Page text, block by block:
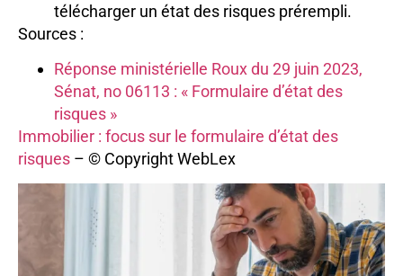
télécharger un état des risques prérempli.
Sources :
Réponse ministérielle Roux du 29 juin 2023,
Sénat, no 06113 : « Formulaire d’état des
risques »
Immobilier : focus sur le formulaire d’état des
risques – © Copyright WebLex